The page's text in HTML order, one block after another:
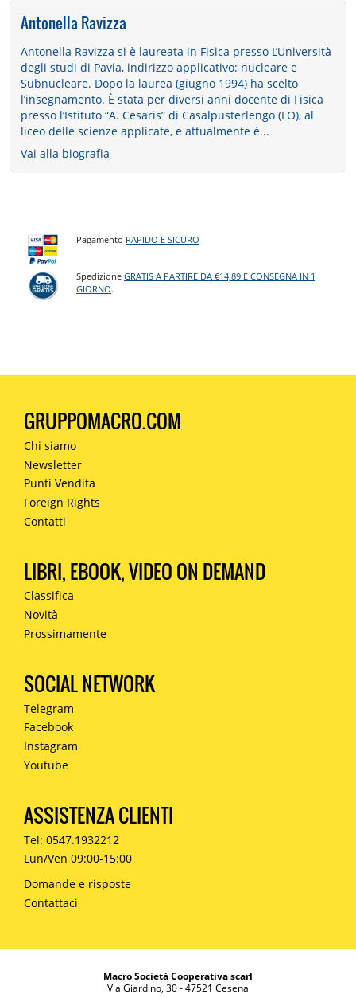
Antonella Ravizza
Antonella Ravizza si è laureata in Fisica presso L’Università
degli studi di Pavia, indirizzo applicativo: nucleare e
Subnucleare. Dopo la laurea (giugno 1994) ha scelto
l’insegnamento. È stata per diversi anni docente di Fisica
presso l’Istituto “A. Cesaris” di Casalpusterlengo (LO), al
liceo delle scienze applicate, e attualmente è...
Vai alla biografia
Pagamento RAPIDO E SICURO
SpedizioneGRATIS A PARTIRE DA €14,89 E CONSEGNA IN 1
GIORNO.
GRUPPOMACRO.COM
Chi siamo
Newsletter
Punti Vendita
Foreign Rights
Contatti
LIBRI, EBOOK, VIDEO ON DEMAND
Classifica
Novità
Prossimamente
SOCIAL NETWORK
Telegram
Facebook
Instagram
Youtube
ASSISTENZA CLIENTI
Tel: 0547.1932212
Lun/Ven 09:00-15:00
Domande e risposte
Contattaci
Macro Società Cooperativa scarl
Via Giardino, 30 - 47521 Cesena